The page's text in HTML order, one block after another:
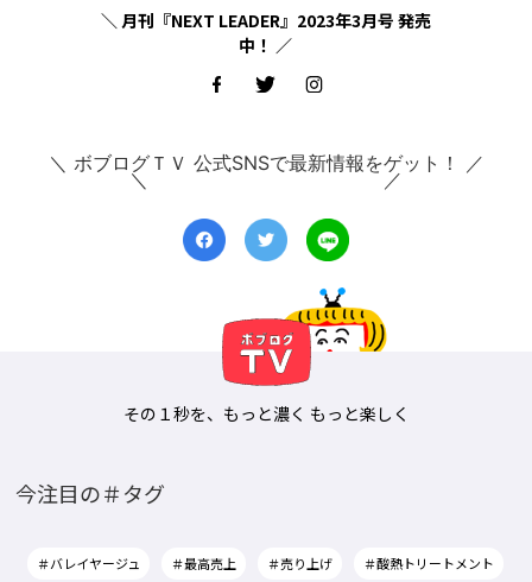
＼ 月刊『NEXT LEADER』2023年3月号 発売
中！ ／
＼ ボブログＴＶ 公式SNSで最新情報をゲット！ ／
その１秒を、もっと濃く もっと楽しく
今注目の＃タグ
＃バレイヤージュ ＃最高売上 ＃売り上げ ＃酸熱トリートメント